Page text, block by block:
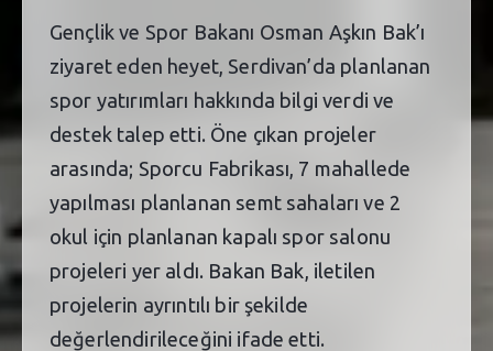
Gençlik ve Spor Bakanı Osman Aşkın Bak’ı
ziyaret eden heyet, Serdivan’da planlanan
spor yatırımları hakkında bilgi verdi ve
destek talep etti. Öne çıkan projeler
arasında; Sporcu Fabrikası, 7 mahallede
yapılması planlanan semt sahaları ve 2
okul için planlanan kapalı spor salonu
projeleri yer aldı. Bakan Bak, iletilen
projelerin ayrıntılı bir şekilde
değerlendirileceğini ifade etti.